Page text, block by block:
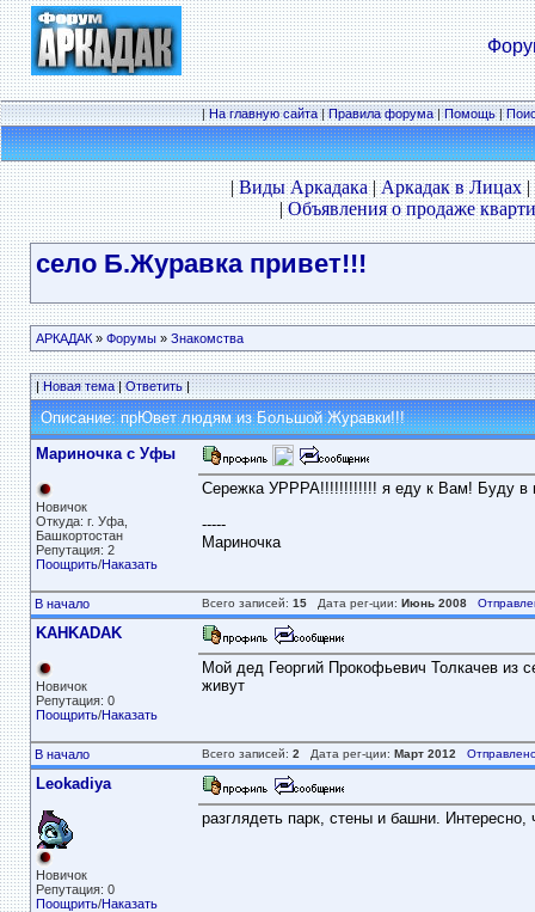
|На главную сайта|Правила форума|Помощь|
|Виды Аркадака|Аркадак в Лицах|
|Объявления о продаже
село Б.Журавка привет!!!
АРКАДАК» Форумы» Знакомства
|Новая тема|Ответить|
Описание: прЮвет людям из Большой Журавки!!!
Мариночка с Уфы
Новичок
Откуда: г. Уфа,
Башкортостан
Репутация: 2
Поощрить/Наказать
Сережка УРРРА!!!!!!!!!!!! я еду к Вам! Буду в
-----
Мариночка
В начало Всего записей: 15Дата рег-ции: Июнь 2008
KAHKADAK
Новичок
Репутация: 0
Поощрить/Наказать
Мой дед Георгий Прокофьевич Толкачев из
живут
В начало Всего записей: 2 Дата рег-ции: Март 2012
Leokadiya
Новичок
Репутация: 0
Поощрить/Наказать
разглядеть парк, стены и башни.